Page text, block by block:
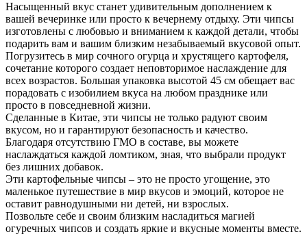
Насыщенный вкус станет удивительным дополнением к
вашей вечеринке или просто к вечернему отдыху. Эти чипсы
изготовлены с любовью и вниманием к каждой детали, чтобы
подарить вам и вашим близким незабываемый вкусовой опыт.
Погрузитесь в мир сочного огурца и хрустящего картофеля,
сочетание которого создает неповторимое наслаждение для
всех возрастов. Большая упаковка высотой 45 см обещает вас
порадовать с изобилием вкуса на любом празднике или
просто в повседневной жизни.
Сделанные в Китае, эти чипсы не только радуют своим
вкусом, но и гарантируют безопасность и качество.
Благодаря отсутствию ГМО в составе, вы можете
наслаждаться каждой ломтиком, зная, что выбрали продукт
без лишних добавок.
Эти картофельные чипсы – это не просто угощение, это
маленькое путешествие в мир вкусов и эмоций, которое не
оставит равнодушными ни детей, ни взрослых.
Позвольте себе и своим близким насладиться магией
огуречных чипсов и создать яркие и вкусные моменты вместе.